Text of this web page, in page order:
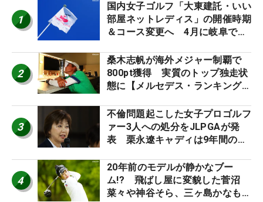
1
国内女子ゴルフ「大東建託・いい
部屋ネットレディス」の開催時期
＆コース変更へ 4月に岐阜で開
2
桑木志帆が海外メジャー制覇で
800pt獲得 実質のトップ独走状
態に【メルセデス・ランキング番
3
不倫問題起こした女子プロゴルフ
ァー3人への処分をJLPGAが発
表 栗永遼キャディは9年間の立
4
20年前のモデルが静かなブー
ム!? 飛ばし屋に変貌した菅沼
菜々や神谷そら、三ヶ島かなも使